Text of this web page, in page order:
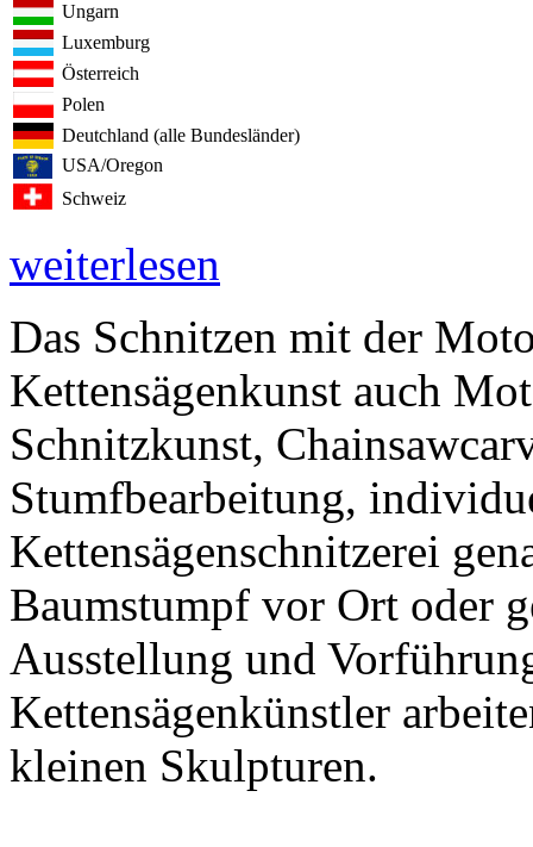
Ungarn
Luxemburg
Österreich
Polen
Deutchland (alle Bundesländer)
USA/Oregon
Schweiz
weiterlesen
Das Schnitzen mit der
Kettensägenkunst auch
Schnitzkunst,
Stumfbearbeitung,
Kettensägenschnitzerei
Baumstumpf vor Ort oder
Ausstellung und
Kettensägenkünstler
kleinen Skulpturen.